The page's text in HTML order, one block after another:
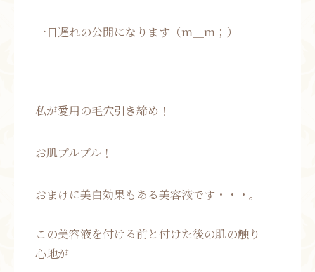
一日遅れの公開になります（ｍ＿ｍ；）
私が愛用の毛穴引き締め！
お肌プルプル！
おまけに美白効果もある美容液です・・・。
この美容液を付ける前と付けた後の肌の触り
心地が